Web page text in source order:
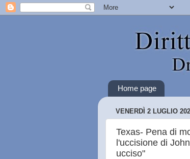
Home page
VENERDÌ 2 LUGLIO
Texas- Pena di
l'uccisione di
ucciso"